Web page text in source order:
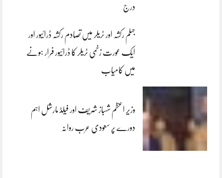
درج
جہلم رکشہ اور ٹریلر میں تصادم رکشہ ڈرائیور اور
ایک عورت زخمی ٹریلر کا ڈرائیور فرار ہونے
میں کامیاب
وزیر اعظم شہباز شریف اور فیلڈ مارشل اہم
دورے پر سعودی عرب روانہ